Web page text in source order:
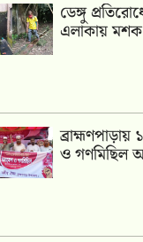
ডেঙ্গু
এলাকায়
ও গণমিছিল